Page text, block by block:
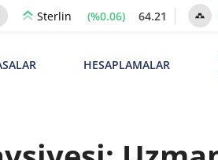
Sterlin (%0.06) 64.21
HESAPLAMALAR